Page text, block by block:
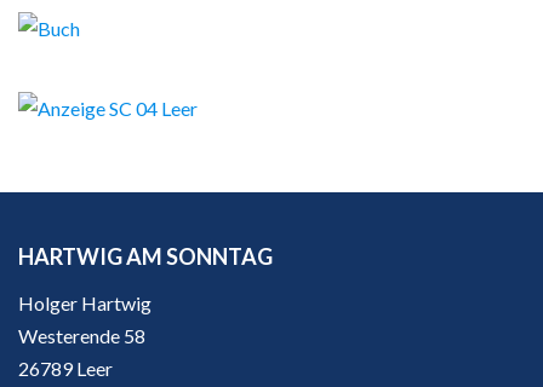
HARTWIG AM SONNTAG
Holger Hartwig
Westerende 58
26789 Leer